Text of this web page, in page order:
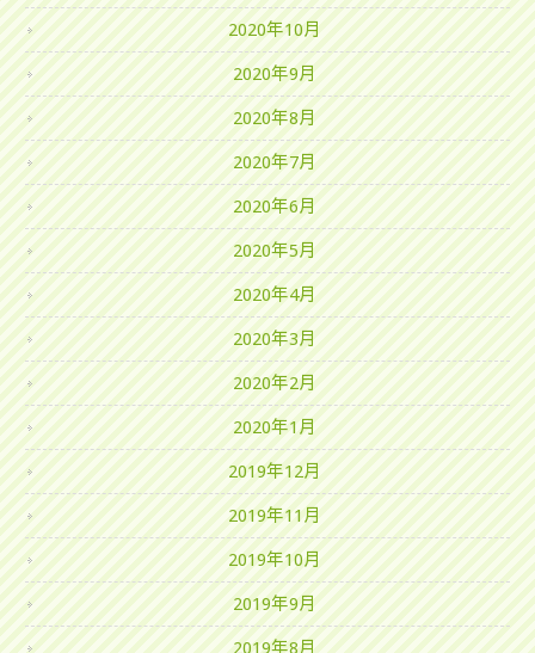
2020年10月
2020年9月
2020年8月
2020年7月
2020年6月
2020年5月
2020年4月
2020年3月
2020年2月
2020年1月
2019年12月
2019年11月
2019年10月
2019年9月
2019年8月